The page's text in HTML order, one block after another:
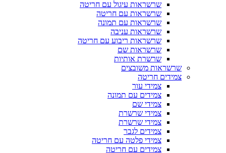
שרשראות עיגול עם חריטה
שרשראות עם חריטה
שרשראות עם תמונה
שרשראות עניבה
שרשראות ריבוע עם חריטה
שרשראות שם
שרשרת אותיות
שרשראות משובצים
צמידים חריטה
צמידי עור
צמידים עם תמונה
צמידי שם
צמידי שרשרת
צמידי שרשרת
צמידים לגבר
צמידי פלטה עם חריטה
צמידים עם חריטה